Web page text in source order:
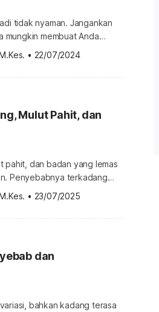
tidak nyaman. Jangankan
mungkin membuat Anda
dengan berbagai obat
kaki bengkak Kaki bengkak
Itulah
• 22/07/2024
Mulut Pahit, dan
pahit, dan badan yang lemas
Penyebabnya terkadang
dan mulut pahit gejala
pahit, dan badan lemas
• 23/07/2025
dan
bahkan kadang terasa